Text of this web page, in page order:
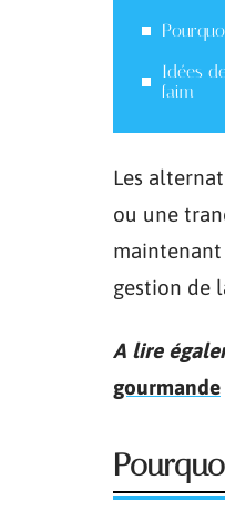
Idées
faim
Les
ou une
gestion de
A lire
gourmande